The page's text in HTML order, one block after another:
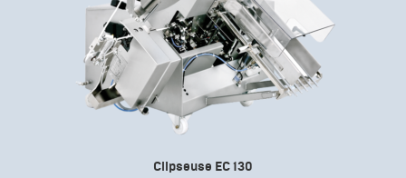
Clipseuse EC 130